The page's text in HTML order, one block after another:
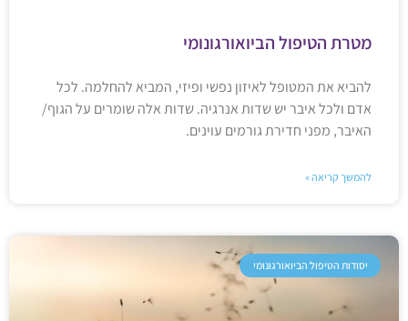
מטרת הטיפול הביואורגונומי
להביא את המטופל לאיזון נפשי ופיזי, המביא להחלמה. לכל
אדם ולכל איבר יש שדות אנרגיה. שדות אלה שומרים על הגוף/
האיבר, מפני חדירת גורמים עוינים.
להמשך קריאה »
יסודות הטיפול הביואורגונומי